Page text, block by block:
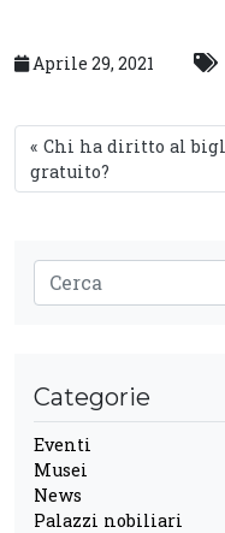
Aprile 29, 2021
Chi ha diritto al
gratuito?
Categorie
Eventi
Musei
News
Palazzi nobiliari